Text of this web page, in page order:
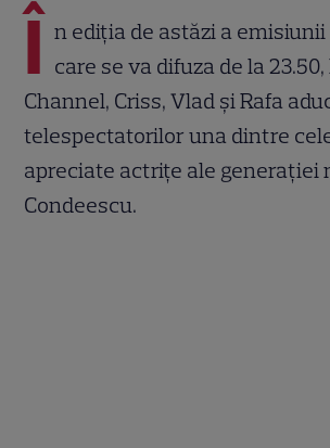
Î n ediția de astăzi a emisiunii
care se va difuza de la
Channel, Criss, Vlad și Rafa
telespectatorilor una dintre
apreciate actrițe ale generației
Condeescu.